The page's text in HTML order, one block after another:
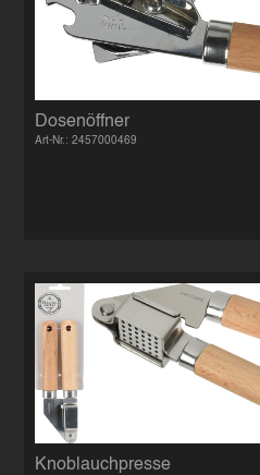
Dosenöffner
Art-Nr.: 2457000469
Knoblauchpresse